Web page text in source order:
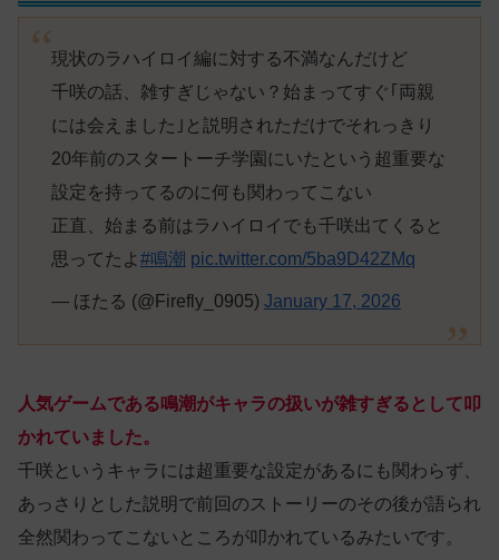
現状のラハイロイ編に対する不満なんだけど
千咲の話、雑すぎじゃない？始まってすぐ｢両親
には会えました｣と説明されただけでそれっきり
20年前のスタートーチ学園にいたという超重要な
設定を持ってるのに何も関わってこない
正直、始まる前はラハイロイでも千咲出てくると
思ってたよ #鳴潮 pic.twitter.com/5ba9D42ZMq
— ほたる (@Firefly_0905) January 17, 2026
人気ゲームである鳴潮がキャラの扱いが雑すぎるとして叩
かれていました。
千咲というキャラには超重要な設定があるにも関わらず、
あっさりとした説明で前回のストーリーのその後が語られ
全然関わってこないところが叩かれているみたいです。